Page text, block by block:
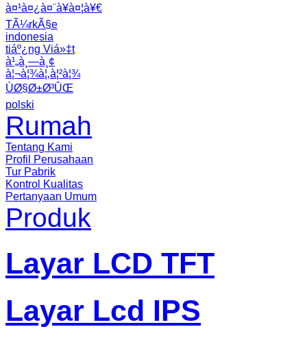
à¤¹à¤¿à¤¨à¥à¤¦à¥€
TÃ¼rkÃ§e
indonesia
tiáº¿ng Viá»‡t
à¹„à¸—à¸¢
à¦¬à¦¾à¦‚à¦²à¦¾
ÙØ§Ø±Ø³ÛŒ
polski
Rumah
Tentang Kami
Profil Perusahaan
Tur Pabrik
Kontrol Kualitas
Pertanyaan Umum
Produk
Layar LCD TFT
Layar Lcd IPS